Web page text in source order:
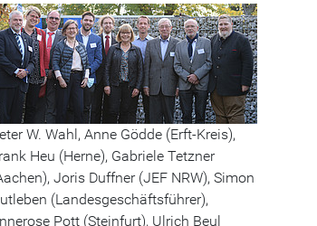
W. Wahl, Anne Gödde (Erft-Kreis),
Heu (Herne), Gabriele Tetzner
Joris Duffner (JEF NRW), Simon
(Landesgeschäftsführer),
Pott (Steinfurt), Ulrich Beul